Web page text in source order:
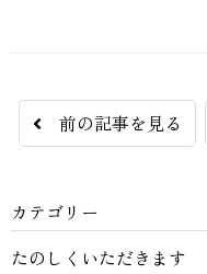
前の記事を見る
カテゴリー
たのしくいただきます